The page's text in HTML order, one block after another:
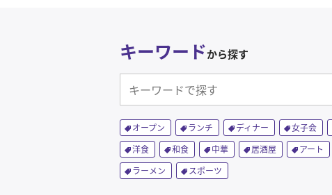
キーワードから探す
オープン ランチ ディナー 女子会
洋食
和食 中華 居酒屋 アート
ラーメン
スポーツ